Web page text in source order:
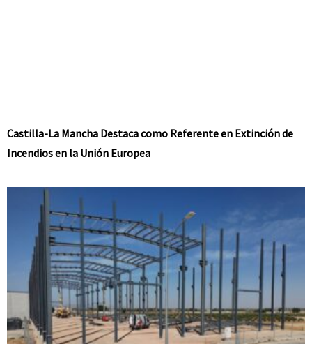
Castilla-La Mancha Destaca como Referente en Extinción de
Incendios en la Unión Europea